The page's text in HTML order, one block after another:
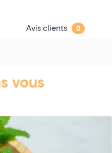
Avis clients 0
vous